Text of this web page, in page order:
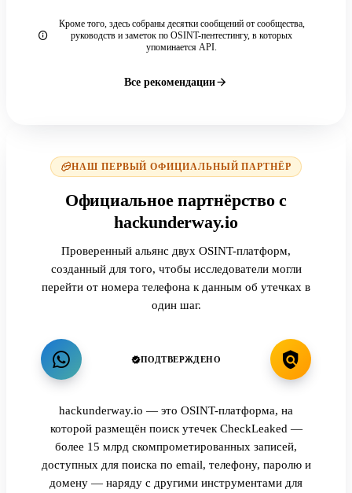
Кроме того, здесь собраны десятки сообщений от сообщества,
руководств и заметок по OSINT-пентестингу, в которых
упоминается API.
Все рекомендации
НАШ ПЕРВЫЙ ОФИЦИАЛЬНЫЙ ПАРТНЁР
Официальное партнёрство с
hackunderway.io
Проверенный альянс двух OSINT-платформ,
созданный для того, чтобы исследователи могли
перейти от номера телефона к данным об утечках в
один шаг.
ПОДТВЕРЖДЕНО
hackunderway.io — это OSINT-платформа, на
которой размещён поиск утечек CheckLeaked —
более 15 млрд скомпрометированных записей,
доступных для поиска по email, телефону, паролю и
домену — наряду с другими инструментами для